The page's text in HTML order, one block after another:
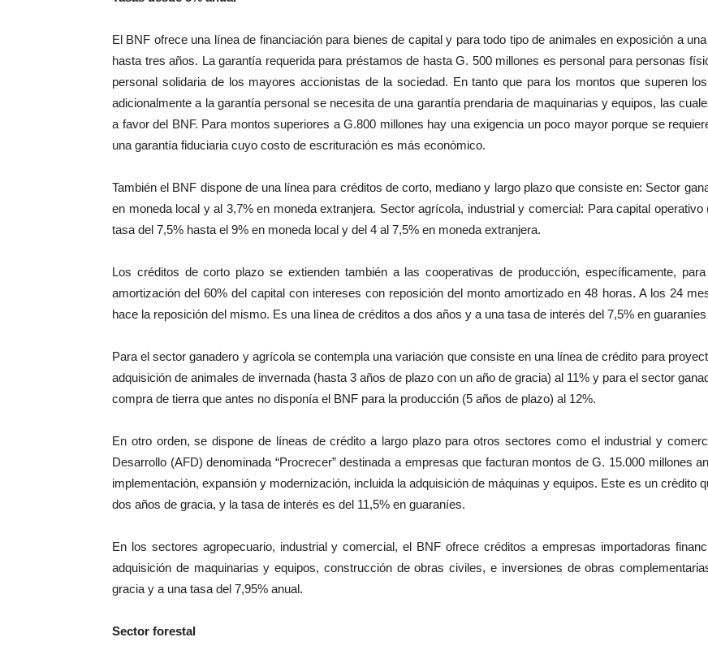
El BNF ofrece una línea de financiación para bienes de capital y para todo tipo de animales en exposición a
hasta tres años. La garantía requerida para préstamos de hasta G. 500 millones es personal para personas
personal solidaria de los mayores accionistas de la sociedad. En tanto que para los montos que superen
adicionalmente a la garantía personal se necesita de una garantía prendaria de maquinarias y equipos, las
a favor del BNF. Para montos superiores a G.800 millones hay una exigencia un poco mayor porque se
una garantía fiduciaria cuyo costo de escrituración es más económico.
También el BNF dispone de una línea para créditos de corto, mediano y largo plazo que consiste en: Sector
en moneda local y al 3,7% en moneda extranjera. Sector agrícola, industrial y comercial: Para capital
tasa del 7,5% hasta el 9% en moneda local y del 4 al 7,5% en moneda extranjera.
Los créditos de corto plazo se extienden también a las cooperativas de producción, específicamente,
amortización del 60% del capital con intereses con reposición del monto amortizado en 48 horas. A los 24
hace la reposición del mismo. Es una línea de créditos a dos años y a una tasa de interés del 7,5% en
Para el sector ganadero y agrícola se contempla una variación que consiste en una línea de crédito para
adquisición de animales de invernada (hasta 3 años de plazo con un año de gracia) al 11% y para el sector
compra de tierra que antes no disponía el BNF para la producción (5 años de plazo) al 12%.
En otro orden, se dispone de líneas de crédito a largo plazo para otros sectores como el industrial y
Desarrollo (AFD) denominada “Procrecer” destinada a empresas que facturan montos de G. 15.000 millones
implementación, expansión y modernización, incluida la adquisición de máquinas y equipos. Este es un crèdito
dos años de gracia, y la tasa de interés es del 11,5% en guaraníes.
En los sectores agropecuario, industrial y comercial, el BNF ofrece créditos a empresas importadoras
adquisición de maquinarias y equipos, construcción de obras civiles, e inversiones de obras
gracia y a una tasa del 7,95% anual.
Sector forestal